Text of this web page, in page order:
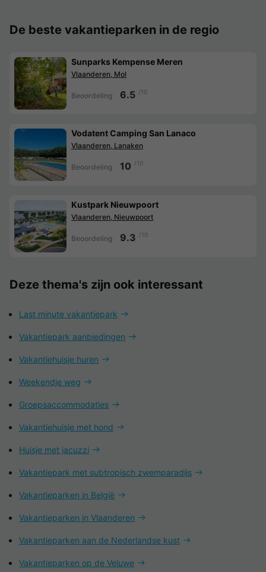
De beste vakantieparken in de regio
Sunparks Kempense Meren
Vlaanderen, Mol
Beoordeling 6.5 /10
Vodatent Camping San Lanaco
Vlaanderen, Lanaken
Beoordeling 10 /10
Kustpark Nieuwpoort
Vlaanderen, Nieuwpoort
Beoordeling 9.3 /10
Deze thema's zijn ook interessant
Last minute vakantiepark
Vakantiepark aanbiedingen
Vakantiehuisje huren
Weekendje weg
Groepsaccommodaties
Vakantiehuisje met hond
Huisje met jacuzzi
Vakantiepark met subtropisch zwemparadijs
Vakantieparken in België
Vakantieparken in Vlaanderen
Vakantieparken aan de Nederlandse kust
Vakantieparken op de Veluwe